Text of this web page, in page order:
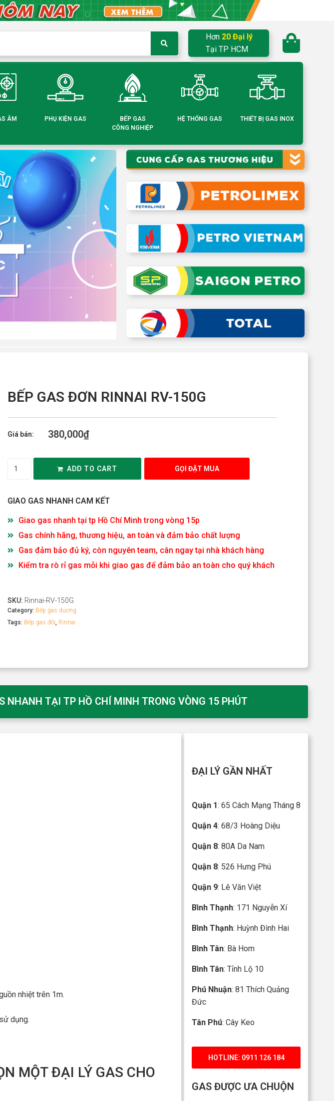
Hơn 20 Đại lý
Tại TP HCM
ÂM PHỤ KIỆN GAS
BẾP GAS
CÔNG NGHIỆP
HỆ THỐNG GAS THIẾT BỊ GAS INOX
BẾP GAS ĐƠN RINNAI RV-150G
Giá bán: 380,000₫
ADD TO CART GỌI ĐẶT MUA
GIAO GAS NHANH CAM KẾT
Giao gas nhanh tại tp Hồ Chí Minh trong vòng 15p
Gas chính hãng, thương hiệu, an toàn và đảm bảo chất lượng
Gas đảm bảo đủ ký, còn nguyên team, cân ngay tại nhà khách hàng
Kiểm tra rò rỉ gas mỗi khi giao gas để đảm bảo an toàn cho quý khách
SKU: Rinnai-RV-150G
Category: Bếp gas dương
Tags: Bếp gas đôi, Rinnai
TẠI TP HỒ CHÍ MINH TRONG VÒNG 15 PHÚT
nhiệt trên 1m.
dụng.
MỘT ĐẠI LÝ GAS CHO
ĐẠI LÝ GẦN NHẤT
Quận 1: 65 Cách Mạng Tháng 8
Quận 4: 68/3 Hoàng Diệu
Quận 8: 80A Da Nam
Quận 8: 526 Hưng Phú
Quận 9: Lê Văn Việt
Bình Thạnh: 171 Nguyễn Xí
Bình Thạnh: Huỳnh Đình Hai
Bình Tân: Bà Hom
Bình Tân: Tỉnh Lộ 10
Phú Nhuận: 81 Thích Quảng
Đức
Tân Phú: Cây Keo
HOTLINE: 0911 126 184
GAS ĐƯỢC ƯA CHUỘN